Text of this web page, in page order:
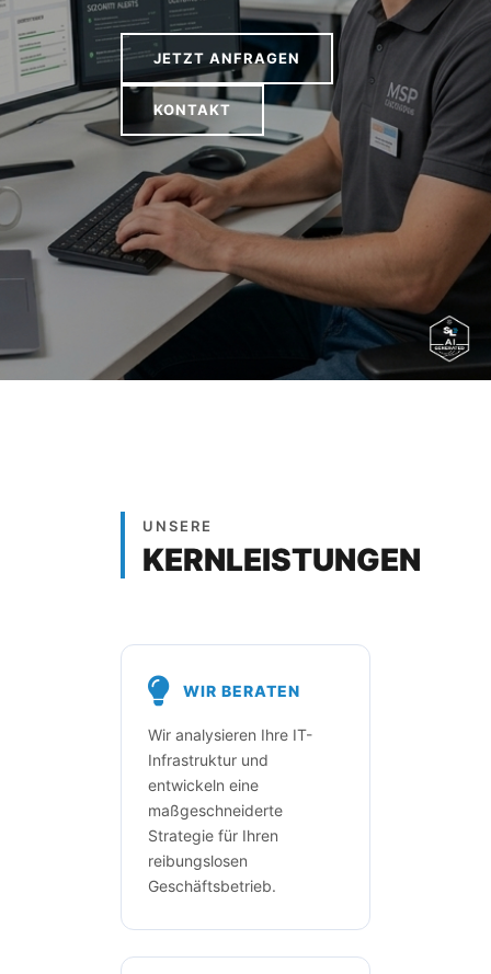
JETZT ANFRAGEN
KONTAKT
UNSERE
KERNLEISTUNGEN
WIR BERATEN
Wir analysieren Ihre IT-
Infrastruktur und
entwickeln eine
maßgeschneiderte
Strategie für Ihren
reibungslosen
Geschäftsbetrieb.